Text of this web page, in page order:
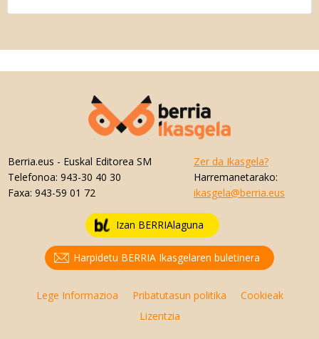
Berria.eus - Euskal Editorea SM
Telefonoa: 943-30 40 30
Faxa: 943-59 01 72
Zer da Ikasgela?
Harremanetarako:
ikasgela@berria.eus
Izan BERRIAlaguna
Harpidetu BERRIA Ikasgelaren buletinera
Lege Informazioa Pribatutasun politika
Cookieak
Lizentzia